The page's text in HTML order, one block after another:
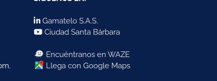
Gamatelo S.A.S.
Ciudad Santa Bárbara
Encuéntranos en WAZE
Llega con Google Maps